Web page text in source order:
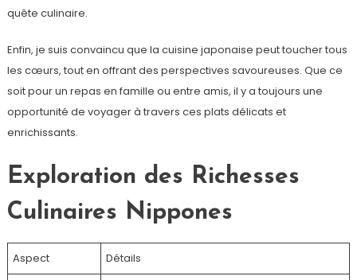
quête culinaire.
Enfin, je suis convaincu que la cuisine japonaise peut toucher tous
les cœurs, tout en offrant des perspectives savoureuses. Que ce
soit pour un repas en famille ou entre amis, il y a toujours une
opportunité de voyager à travers ces plats délicats et
enrichissants.
Exploration des Richesses
Culinaires Nippones
Aspect Détails